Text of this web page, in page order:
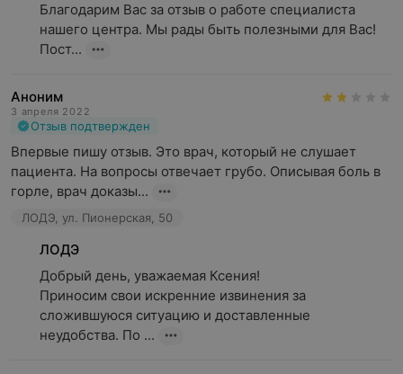
Благодарим Вас за отзыв о работе специалиста
нашего центра. Мы рады быть полезными для Вас!
Пост...
Аноним
3 апреля 2022
Отзыв подтвержден
Впервые пишу отзыв. Это врач, который не слушает
пациента. На вопросы отвечает грубо. Описывая боль в
горле, врач доказы...
ЛОДЭ, ул. Пионерская, 50
ЛОДЭ
Добрый день, уважаемая Ксения!
Приносим свои искренние извинения за
сложившуюся ситуацию и доставленные
неудобства. По ...